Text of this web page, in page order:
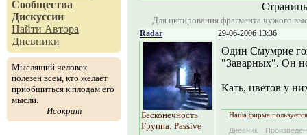
Сообщества
Дискуссии
Найти Автора
Дневники
Мыслящий человек
полезен всем, кто желает
приобщиться к плодам его
мысли.
Исократ
Для цитирования фрагмента чужого
Radar 29-06-2006 13:36
Бесконечность
Группа: Passive
Один Смумрие
"Заварных". Он
Кать, цветов у
Наша фирма
Дневник